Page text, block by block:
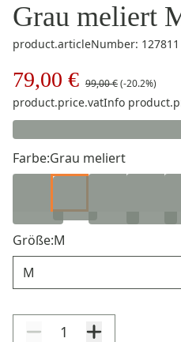
Grau meliert
product.articleNumber: 127811
79,00 € 99,00 €(-20.2%)
product.price.vatInfo
Farbe:Grau meliert
Größe:M